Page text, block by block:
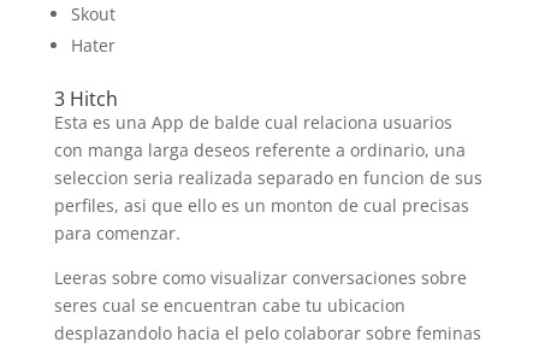
Skout
Hater
3 Hitch
Esta es una App de balde cual relaciona usuarios
con manga larga deseos referente a ordinario, una
seleccion seri­a realizada separado en funcion de sus
perfiles, asi que ello es un monton de cual precisas
para comenzar.
Leeras sobre como visualizar conversaciones sobre
seres cual se encuentran cabe tu ubicacion
desplazandolo hacia el pelo colaborar sobre feminas